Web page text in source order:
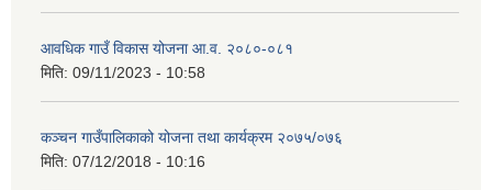
आवधिक गाउँ विकास योजना आ.व. २०८०-०८१
मिति: 09/11/2023 - 10:58
कञ्चन गाउँपालिकाको योजना तथा कार्यक्रम २०७५/०७६
मिति: 07/12/2018 - 10:16